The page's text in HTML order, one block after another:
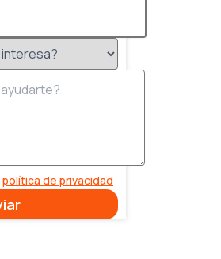
política de privacidad